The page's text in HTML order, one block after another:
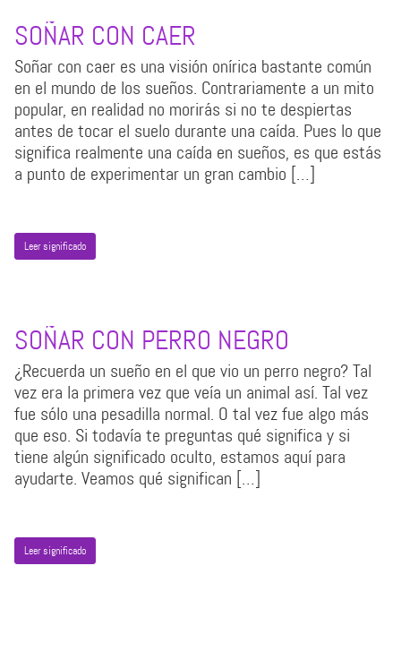
SOÑAR CON CAER
Soñar con caer es una visión onírica bastante común
en el mundo de los sueños. Contrariamente a un mito
popular, en realidad no morirás si no te despiertas
antes de tocar el suelo durante una caída. Pues lo que
significa realmente una caída en sueños, es que estás
a punto de experimentar un gran cambio […]
Leer significado
SOÑAR CON PERRO NEGRO
¿Recuerda un sueño en el que vio un perro negro? Tal
vez era la primera vez que veía un animal así. Tal vez
fue sólo una pesadilla normal. O tal vez fue algo más
que eso. Si todavía te preguntas qué significa y si
tiene algún significado oculto, estamos aquí para
ayudarte. Veamos qué significan […]
Leer significado